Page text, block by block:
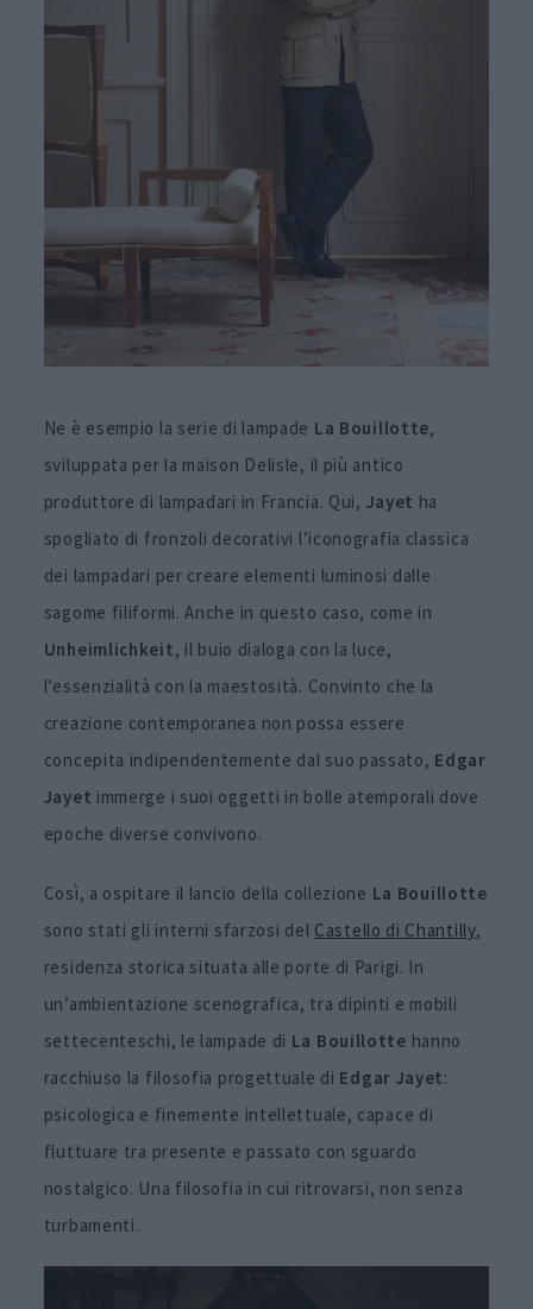
Ne è esempio la serie di lampade La Bouillotte,
sviluppata per la maison Delisle, il più antico
produttore di lampadari in Francia. Qui, Jayet ha
spogliato di fronzoli decorativi l’iconografia classica
dei lampadari per creare elementi luminosi dalle
sagome filiformi. Anche in questo caso, come in
Unheimlichkeit, il buio dialoga con la luce,
l’essenzialità con la maestosità. Convinto che la
creazione contemporanea non possa essere
concepita indipendentemente dal suo passato, Edgar
Jayet immerge i suoi oggetti in bolle atemporali dove
epoche diverse convivono.
Così, a ospitare il lancio della collezione La Bouillotte
sono stati gli interni sfarzosi del Castello di Chantilly,
residenza storica situata alle porte di Parigi. In
un’ambientazione scenografica, tra dipinti e mobili
settecenteschi, le lampade di La Bouillotte hanno
racchiuso la filosofia progettuale di Edgar Jayet:
psicologica e finemente intellettuale, capace di
fluttuare tra presente e passato con sguardo
nostalgico. Una filosofia in cui ritrovarsi, non senza
turbamenti.